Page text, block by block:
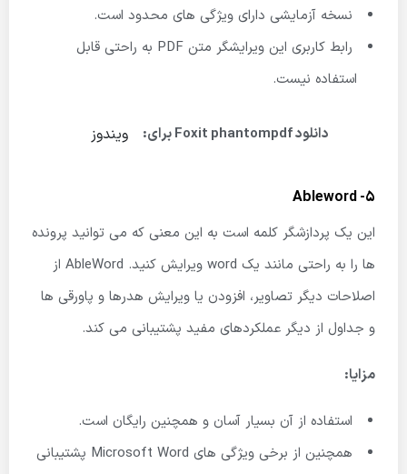
نسخه آزمایشی دارای ویژگی های محدود است.
رابط کاربری این ویرایشگر متن PDF به راحتی قابل
استفاده نیست.
دانلود Foxit phantompdf برای: ویندوز
5- Ableword
این یک پردازشگر کلمه است به این معنی که می توانید پرونده
ها را به راحتی مانند یک word ویرایش کنید. AbleWord از
اصلاحات دیگر تصاویر، افزودن یا ویرایش هدرها و پاورقی ها
و جداول از دیگر عملکردهای مفید پشتیبانی می کند.
مزایا:
استفاده از آن بسیار آسان و همچنین رایگان است.
همچنین از برخی ویژگی های Microsoft Word پشتیبانی